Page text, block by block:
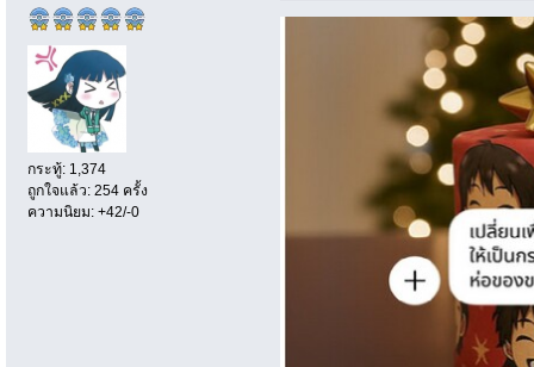
กระทู้: 1,374
ถูกใจแล้ว: 254 ครั้ง
ความนิยม: +42/-0